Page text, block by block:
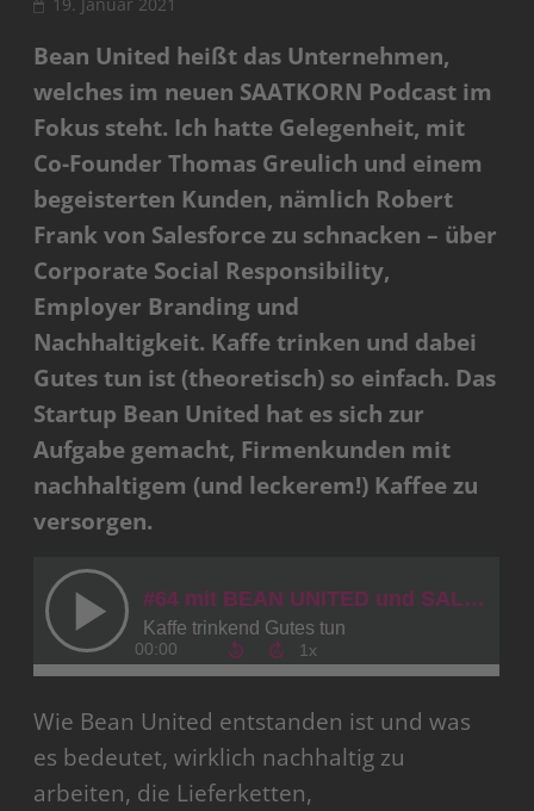
19. Januar 2021
Bean United heißt das Unternehmen,
welches im neuen SAATKORN Podcast im
Fokus steht. Ich hatte Gelegenheit, mit
Co-Founder Thomas Greulich und einem
begeisterten Kunden, nämlich Robert
Frank von Salesforce zu schnacken – über
Corporate Social Responsibility,
Employer Branding und
Nachhaltigkeit. Kaffe trinken und dabei
Gutes tun ist (theoretisch) so einfach. Das
Startup Bean United hat es sich zur
Aufgabe gemacht, Firmenkunden mit
nachhaltigem (und leckerem!) Kaffee zu
versorgen.
Wie Bean United entstanden ist und was
es bedeutet, wirklich nachhaltig zu
arbeiten, die Lieferketten,